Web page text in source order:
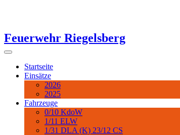
2026
2025
Fahrzeuge
0/10 KdoW
1/11 ELW
1/31 DLA (K) 23/12 CS
1/42 LF 8/6
1/43 LF 16/16